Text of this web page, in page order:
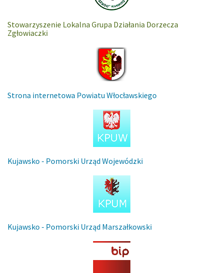
Stowarzyszenie Lokalna Grupa Działania Dorzecza
Zgłowiaczki
Strona internetowa Powiatu Włocławskiego
Kujawsko - Pomorski Urząd Wojewódzki
Kujawsko - Pomorski Urząd Marszałkowski